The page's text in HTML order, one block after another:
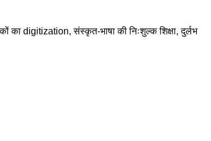
का digitization, संस्कृत-भाषा की निःशुल्क शिक्षा, दुर्लभ